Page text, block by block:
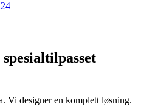
Vi designer en komplett løsning.